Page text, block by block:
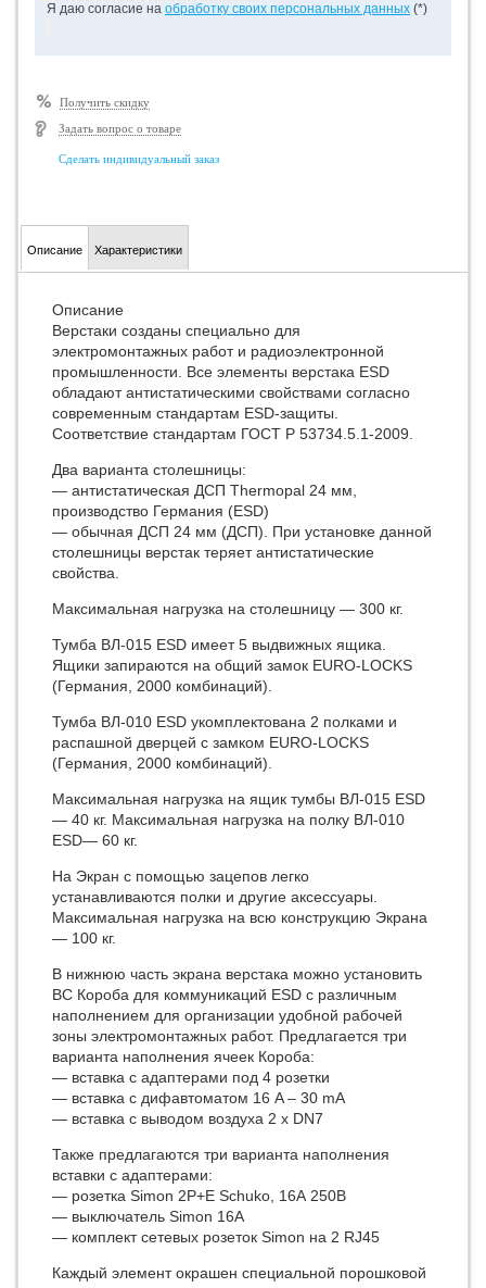
Я даю согласие на обработку своих персональных данных (*)
Получить скидку
Задать вопрос о товаре
Сделать индивидуальный заказ
Описание Характеристики
Описание
Верстаки созданы специально для
электромонтажных работ и радиоэлектронной
промышленности. Все элементы верстака ESD
обладают антистатическими свойствами согласно
современным стандартам ESD-защиты.
Соответствие стандартам ГОСТ Р 53734.5.1-2009.
Два варианта столешницы:
— антиcтатическая ДСП Thermopal 24 мм,
производство Германия (ESD)
— обычная ДСП 24 мм (ДСП). При установке данной
столешницы верстак теряет антистатические
свойства.
Максимальная нагрузка на столешницу — 300 кг.
Тумба ВЛ-015 ESD имеет 5 выдвижных ящика.
Ящики запираются на общий замок EURO-LOCKS
(Германия, 2000 комбинаций).
Тумба ВЛ-010 ESD укомплектована 2 полками и
распашной дверцей с замком EURO-LOCKS
(Германия, 2000 комбинаций).
Максимальная нагрузка на ящик тумбы ВЛ-015 ESD
— 40 кг. Максимальная нагрузка на полку ВЛ-010
ESD— 60 кг.
На Экран с помощью зацепов легко
устанавливаются полки и другие аксессуары.
Максимальная нагрузка на всю конструкцию Экрана
— 100 кг.
В нижнюю часть экрана верстака можно установить
ВС Короба для коммуникаций ESD с различным
наполнением для организации удобной рабочей
зоны электромонтажных работ. Предлагается три
варианта наполнения ячеек Короба:
— вставка с адаптерами под 4 розетки
— вставка с дифавтоматом 16 A – 30 mA
— вставка с выводом воздуха 2 x DN7
Также предлагаются три варианта наполнения
вставки с адаптерами:
— розетка Simon 2P+E Schuko, 16А 250В
— выключатель Simon 16А
— комплект сетевых розеток Simon на 2 RJ45
Каждый элемент окрашен специальной порошковой